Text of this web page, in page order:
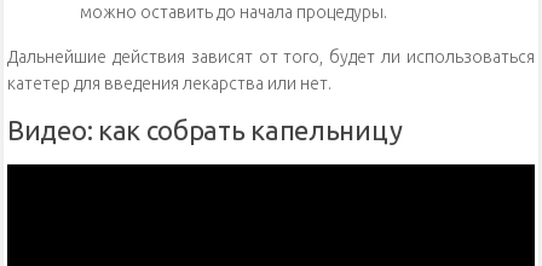
можно оставить до начала процедуры.
Дальнейшие действия зависят от того, будет ли использоваться
катетер для введения лекарства или нет.
Видео: как собрать капельницу